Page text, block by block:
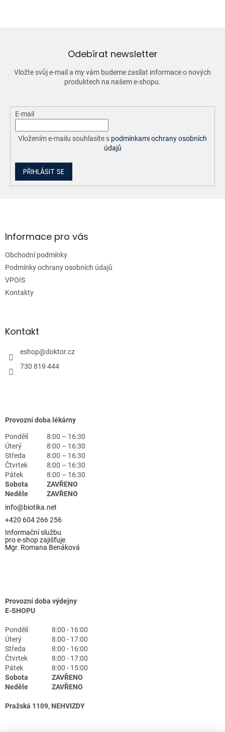
p
r
v
k
v
i
s
u
Odebírat newsletter
Vložte svůj e-mail a my vám budeme zasílat informace o nových
produktech na našem e-shopu.
E-mail
Vložením e-mailu souhlasíte s podmínkami ochrany osobních
údajů
PŘIHLÁSIT SE
aInformace pro vás
Obchodní podmínky
Podmínky ochrany osobních údajů
VPOIS
Kontakty
Kontakt
eshop@doktor.cz
730 819 444
Provozní doba lékárny
Pondělí
8:00 – 16:30
Úterý
8:00 – 16:30
Středa
8:00 – 16:30
Čtvrtek
8:00 – 16:30
Pátek
8:00 – 16:30
Sobota
ZAVŘENO
Neděle
ZAVŘENO
info@biotika.net
+420 604 266 256
Informační službu
pro e-shop zajišťuje
Mgr. Romana Benáková
Provozní doba výdejny
E-SHOPU
Pondělí
8:00 - 16:00
Úterý
8:00 - 17:00
Středa
8:00 - 16:00
Čtvrtek
8:00 - 17:00
Pátek
8:00 - 15:00
Sobota
ZAVŘENO
Neděle
ZAVŘENO
Pražská 1109, NEHVIZDY